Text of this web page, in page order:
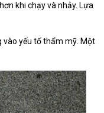
khi chạy và nhảy. Lựa
vào yếu tố thẩm mỹ. Một